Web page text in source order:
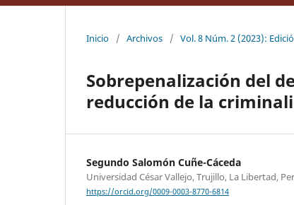
Inicio / Archivos / Vol. 8 Núm. 2 (2023):
Sobrepenalización del
reducción de la
Segundo Salomón Cuñe-Cáceda
Universidad César Vallejo, Trujillo, La Libertad,
https://orcid.org/0009-0003-8770-6814